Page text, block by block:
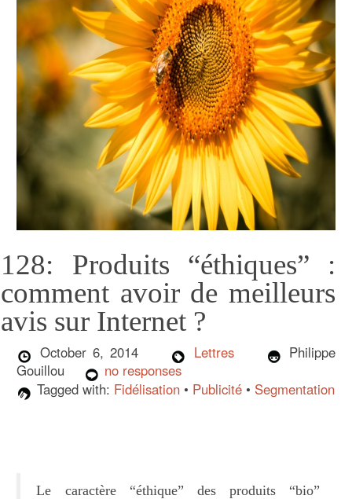
128: Produits “éthiques” :
comment avoir de meilleurs
avis sur Internet ?
October 6, 2014 Lettres
Philippe
Gouillou
no responses
Tagged with: Fidélisation • Publicité • Segmentation
Le caractère “éthique” des produits “bio”